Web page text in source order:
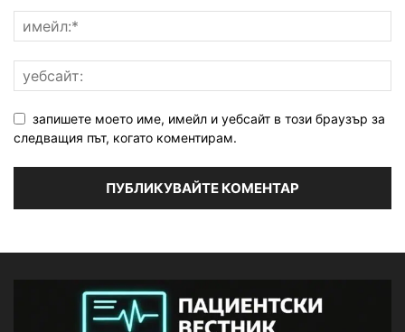
запишете моето име, имейл и уебсайт в този браузър за
следващия път, когато коментирам.